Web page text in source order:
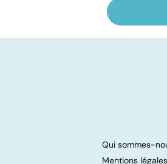
Qui sommes-
Mentions légales